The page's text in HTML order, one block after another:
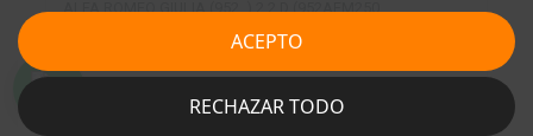
RECHAZAR TODO
ACEPTO